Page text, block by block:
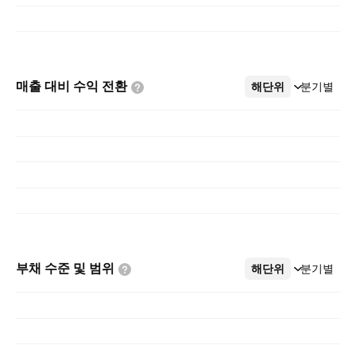
매출 대비 수익 전환 해단위 분기별
더보기
부채 수준 및 범위 해단위 분기별
더보기